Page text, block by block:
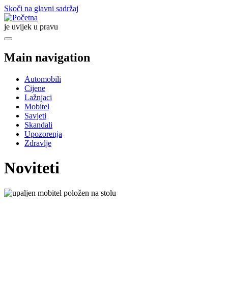
Skoči na glavni sadržaj
je uvijek u pravu
Main navigation
Automobili
Cijene
Lažnjaci
Mobitel
Savjeti
Skandali
Upozorenja
Zdravlje
Noviteti